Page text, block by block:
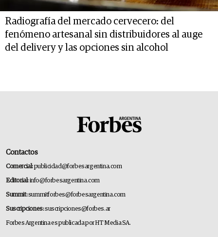
Radiografía del mercado cervecero: del
fenómeno artesanal sin distribuidores al auge
del delivery y las opciones sin alcohol
Contactos
Comercial:publicidad@forbesargentina.com
Editorial:info@forbesargentina.com
Summit:summitforbes@forbesargentina.com
Suscripciones:suscripciones@forbes.ar
Forbes Argentina es publicada por HT Media SA.